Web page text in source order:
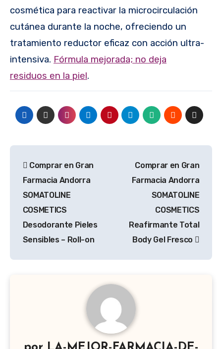
cosmética para reactivar la microcirculación
cutánea durante la noche, ofreciendo un
tratamiento reductor eficaz con acción ultra-
intensiva. Fórmula mejorada; no deja
residuos en la piel.
de
entradas
Comprar en Gran
Farmacia Andorra
SOMATOLINE
COSMETICS
Desodorante Pieles
Sensibles – Roll-on
Comprar en Gran
Farmacia Andorra
SOMATOLINE
COSMETICS
Reafirmante Total
Body Gel Fresco